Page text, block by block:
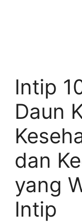
Intip
Daun
dan
yang
Intip